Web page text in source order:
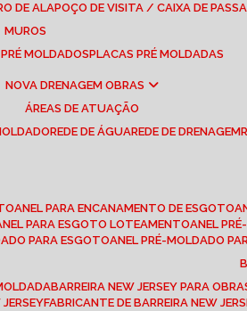
DE ALA POÇO DE VISITA / CAIXA DE
MUROS
PRÉ MOLDADOS PLACAS PRÉ MOLDADAS
NOVA DRENAGEM OBRAS
ÁREAS DE ATUAÇÃO
REDE DE ÁGUA REDE DE DRENAGEM
ANEL PARA ENCANAMENTO DE ESGOTO
ANEL PARA ESGOTO LOTEAMENTO ANEL
PARA ESGOTO ANEL PRÉ-MOLDADO
BARREIRA NEW JERSEY PARA
JERSEY FABRICANTE DE BARREIRA NEW